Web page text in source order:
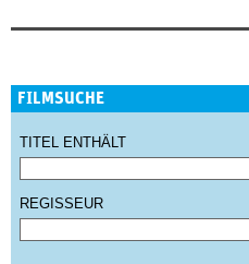
FILMSUCHE
TITEL ENTHÄLT
REGISSEUR